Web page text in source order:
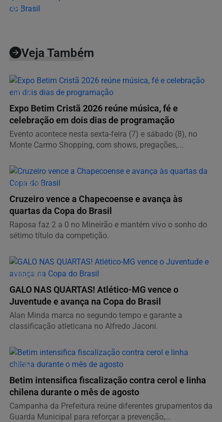
04
Veja Também
BETIM
Expo Betim Cristã 2026 reúne música, fé e
celebração em dois dias de programação
Evento acontece nesta sexta-feira (7) e sábado (8), no
Monte Carmo Shopping, com shows, pregações,...
ESPORTES
Cruzeiro vence a Chapecoense e avança às
quartas da Copa do Brasil
Raposa faz 2 a 0 no Mineirão e mantém vivo o sonho do
sétimo título da competição.
ESPORTES
GALO NAS QUARTAS! Atlético-MG vence o
Juventude e avança na Copa do Brasil
Alan Minda marca no segundo tempo e garante a
classificação atleticana no Alfredo Jaconi.
BETIM
Betim intensifica fiscalização contra cerol e linha
chilena durante o mês de agosto
Campanha da Prefeitura reúne diferentes grupamentos da
Guarda Municipal para reforçar a prevenção,...